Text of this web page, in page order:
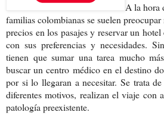
A la hora
familias colombianas se suelen
precios en los pasajes y reservar un
con sus preferencias y necesidades.
tienen que sumar una tarea mucho
buscar un centro médico en el destino
por si lo llegaran a necesitar. Se trata
diferentes motivos, realizan el viaje con
patología preexistente.